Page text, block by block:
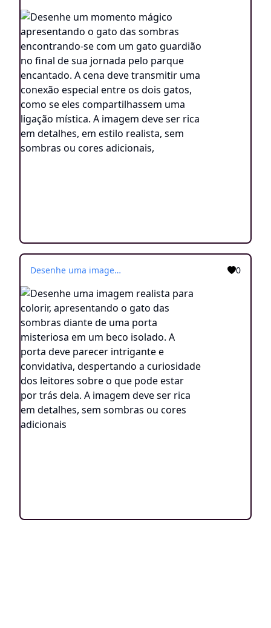
Desenhe uma imagem realista para colorir, apresentando o gato das sombras diante de uma porta misteriosa em um beco isolado. A porta deve parecer intrigante e convidativa, despertando a curiosidade dos leitores sobre o que pode estar por trás dela. A imagem deve ser rica em detalhes, sem sombras ou cores adicionais 0